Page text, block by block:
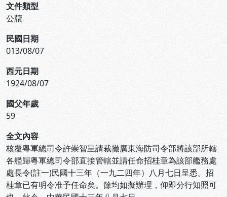
文件類型
公牘
民國日期
013/08/07
西元日期
1924/08/07
國父年歲
59
全文內容
核覆粵軍總司令許崇智呈請裁撤廣東海防司令部將該部所轄
各艦歸粵軍總司令部直接管轄並請任命招桂章為該部艦務處
處長令(註一)民國十三年（一九二四年）八月七日呈悉。招
桂章已有明令准予任命矣。餘均如擬辦理，仰即分行知照可